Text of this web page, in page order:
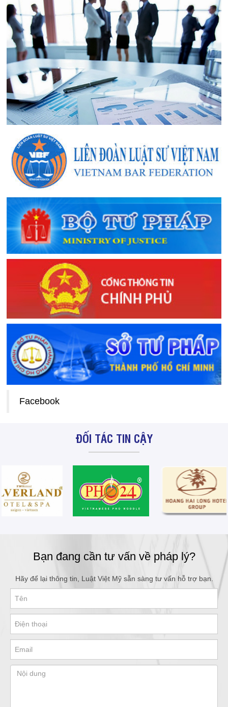
Facebook
ĐỐI TÁC TIN CẬY
Bạn đang cần tư vấn về pháp lý?
Hãy để lại thông tin, Luật Việt Mỹ sẵn sàng tư vấn hỗ trợ bạn.